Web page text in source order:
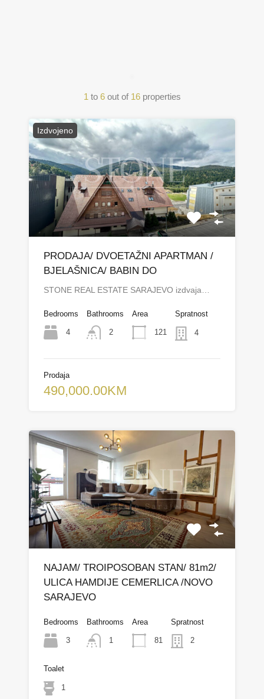
1 to 6 out of 16 properties
Izdvojeno
PRODAJA/ DVOETAŽNI APARTMAN /
BJELAŠNICA/ BABIN DO
STONE REAL ESTATE SARAJEVO izdvaja…
Bedrooms
4
Bathrooms
2
Area
121
Spratnost
4
Prodaja
490,000.00KM
NAJAM/ TROIPOSOBAN STAN/ 81m2/
ULICA HAMDIJE CEMERLICA /NOVO
SARAJEVO
Bedrooms
3
Bathrooms
1
Area
81
Spratnost
2
Toalet
1